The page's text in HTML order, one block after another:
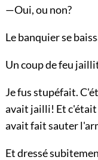
—Oui, ou non?
Le banquier se
Un coup de feu
Je fus stupéfait.
avait jailli! Et
avait fait sauter
Et dressé